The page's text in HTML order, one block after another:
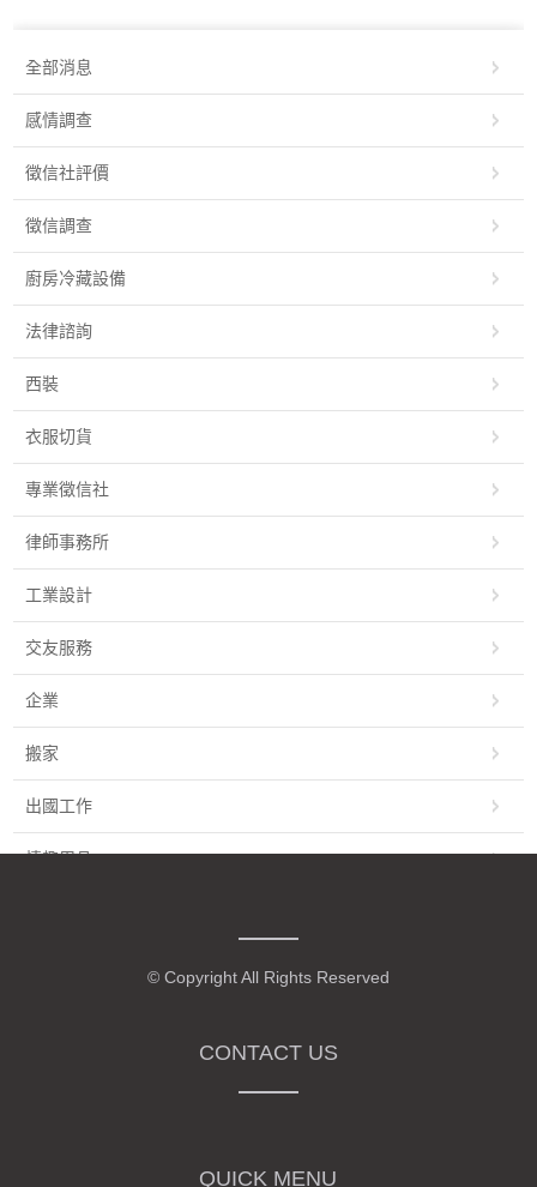
全部消息
感情調查
徵信社評價
徵信調查
廚房冷藏設備
法律諮詢
西裝
衣服切貨
專業徵信社
律師事務所
工業設計
交友服務
企業
搬家
出國工作
情趣用品
© Copyright All Rights Reserved
CONTACT US
QUICK MENU